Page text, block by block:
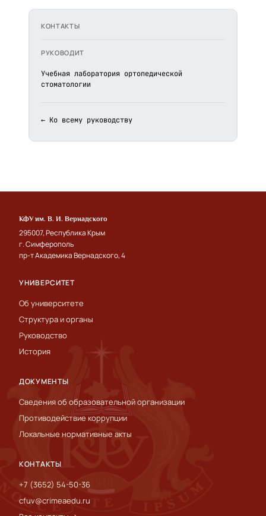
КОНТАКТЫ
РУКОВОДИТ
Учебная лаборатория ортопедической
стоматологии
← Ко всему руководству
КФУ им. В. И. Вернадского
295007, Республика Крым
г. Симферополь
пр-т Академика Вернадского, 4
УНИВЕРСИТЕТ
Об университете
Структура и органы
Руководство
История
ДОКУМЕНТЫ
Сведения об образовательной организации
Противодействие коррупции
Локальные нормативные акты
КОНТАКТЫ
+7 (3652) 54-50-36
cfuv@crimeaedu.ru